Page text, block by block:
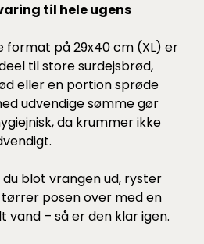
til hele ugens
format på 29x40 cm (XL) er
til store surdejsbrød,
eller en portion sprøde
udvendige sømme gør
da krummer ikke
blot vrangen ud, ryster
posen over med en
vand – så er den klar igen.